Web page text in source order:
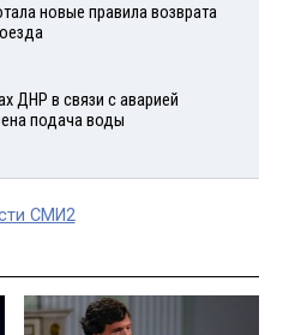
новые правила возврата
ДНР в связи с аварией
подача воды
СМИ2